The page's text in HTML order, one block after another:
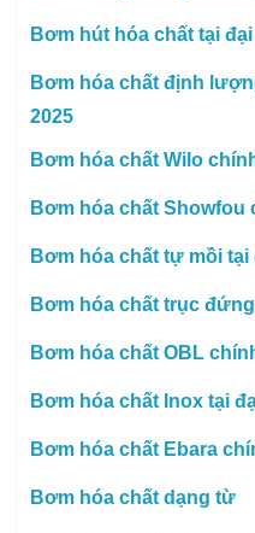
Bơm hút hóa chất tại
Bơm hóa chất định
2025
Bơm hóa chất Wilo
Bơm hóa chất Showfou
Bơm hóa chất tự mồi tại
Bơm hóa chất trục
Bơm hóa chất OBL
Bơm hóa chất Inox tại
Bơm hóa chất Ebara
Bơm hóa chất dạng từ